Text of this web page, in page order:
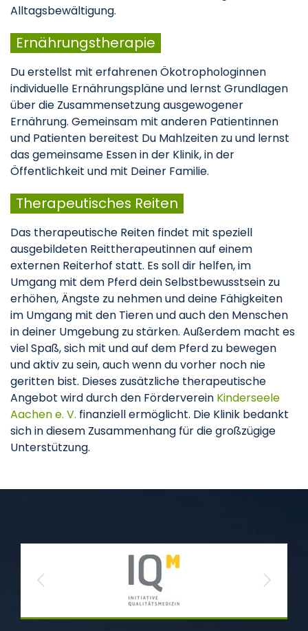
Alltagsbewältigung.
Ernährungstherapie
Du erstellst mit erfahrenen Ökotrophologinnen
individuelle Ernährungspläne und lernst Grundlagen
über die Zusammensetzung ausgewogener
Ernährung. Gemeinsam mit anderen Patientinnen
und Patienten bereitest Du Mahlzeiten zu und lernst
das gemeinsame Essen in der Klinik, in der
Öffentlichkeit und mit Deiner Familie.
Therapeutisches Reiten
Das therapeutische Reiten findet mit speziell
ausgebildeten Reittherapeutinnen auf einem
externen Reiterhof statt. Es soll dir helfen, im
Umgang mit dem Pferd dein Selbstbewusstsein zu
erhöhen, Ängste zu nehmen und deine Fähigkeiten
im Umgang mit den Tieren und auch den Menschen
in deiner Umgebung zu stärken. Außerdem macht es
viel Spaß, sich mit und auf dem Pferd zu bewegen
und aktiv zu sein, auch wenn du vorher noch nie
geritten bist. Dieses zusätzliche therapeutische
Angebot wird durch den Förderverein Kinderseele
Aachen e. V. finanziell ermöglicht. Die Klinik bedankt
sich in diesem Zusammenhang für die großzügige
Unterstützung.
Previous Next